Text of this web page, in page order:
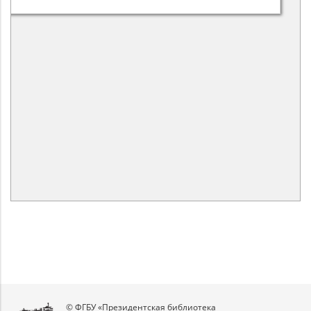
© ФГБУ «Президентская библиотека